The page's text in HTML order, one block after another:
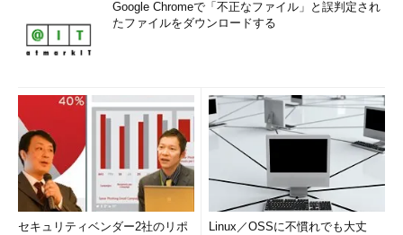
Google Chromeで「不正なファイル」と誤判定され
たファイルをダウンロードする
セキュリティベンダー2社のリポ
Linux／OSSに不慣れでも大丈